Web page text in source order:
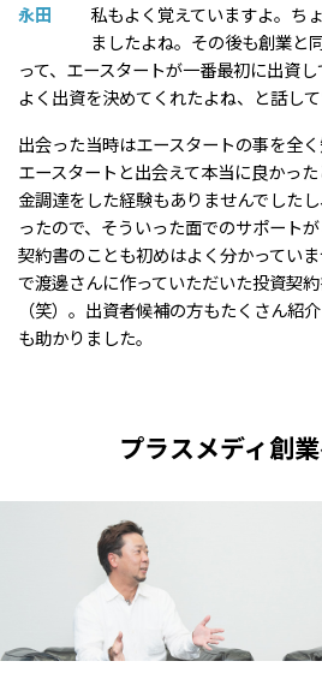
永田
私もよく覚えていますよ。ち
ましたよね。その後も創業と
って、エースタートが一番最初に出資
よく出資を決めてくれたよね、と話して
出会った当時はエースタートの事を全
エースタートと出会えて本当に良かっ
金調達をした経験もありませんでした
ったので、そういった面でのサポート
契約書のことも初めはよく分かってい
で渡邊さんに作っていただいた投資契
（笑）。出資者候補の方もたくさん紹
も助かりました。
プラスメディ創